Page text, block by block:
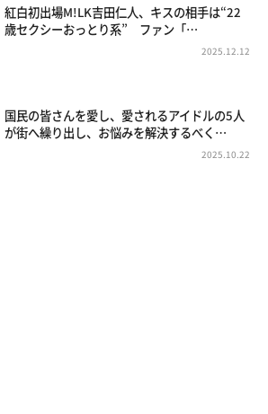
紅白初出場M!LK吉田仁人、キスの相手は“22
歳セクシーおっとり系” ファン「…
2025.12.12
国民の皆さんを愛し、愛されるアイドルの5人
が街へ繰り出し、お悩みを解決するべく…
2025.10.22